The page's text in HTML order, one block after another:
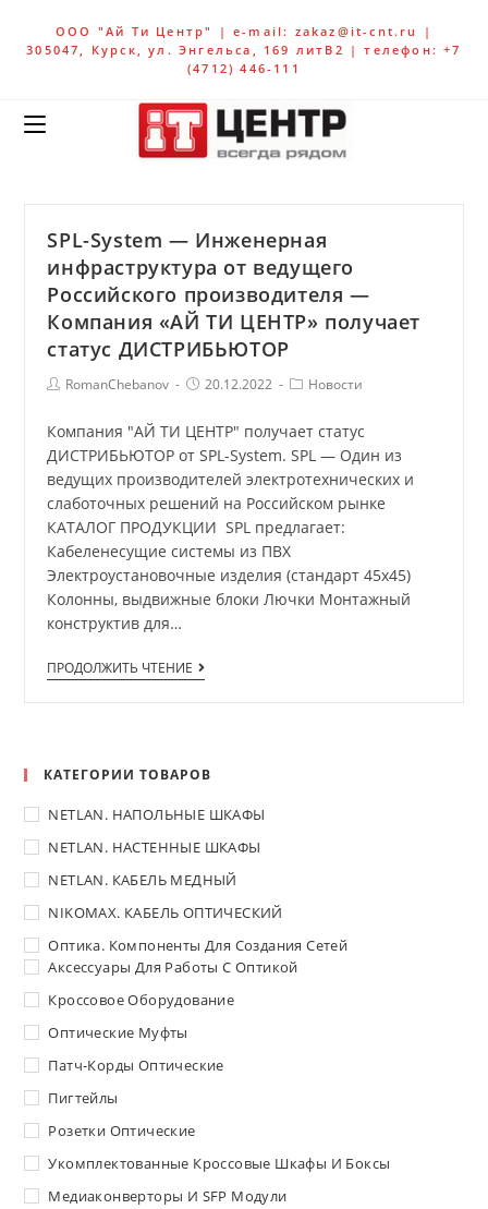
ООО "Ай Ти Центр" | e-mail: zakaz@it-cnt.ru |
305047, Курск, ул. Энгельса, 169 литВ2 | телефон: +7
(4712) 446-111
SPL-System — Инженерная
инфраструктура от ведущего
Российского производителя —
Компания «АЙ ТИ ЦЕНТР» получает
статус ДИСТРИБЬЮТОР
RomanChebanov 20.12.2022 Новости
Компания "АЙ ТИ ЦЕНТР" получает статус
ДИСТРИБЬЮТОР от SPL-System. SPL — Один из
ведущих производителей электротехнических и
слаботочных решений на Российском рынке
КАТАЛОГ ПРОДУКЦИИ SPL предлагает:
Кабеленесущие системы из ПВХ
Электроустановочные изделия (стандарт 45х45)
Колонны, выдвижные блоки Лючки Монтажный
конструктив для…
ПРОДОЛЖИТЬ ЧТЕНИЕ
КАТЕГОРИИ ТОВАРОВ
NETLAN. НАПОЛЬНЫЕ ШКАФЫ
NETLAN. НАСТЕННЫЕ ШКАФЫ
NETLAN. КАБЕЛЬ МЕДНЫЙ
NIKOMAX. КАБЕЛЬ ОПТИЧЕСКИЙ
Оптика. Компоненты Для Создания Сетей
Аксессуары Для Работы С Оптикой
Кроссовое Оборудование
Оптические Муфты
Патч-Корды Оптические
Пигтейлы
Розетки Оптические
Укомплектованные Кроссовые Шкафы И Боксы
Медиаконверторы И SFP Модули